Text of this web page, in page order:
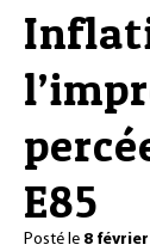
E85
Posté le 8